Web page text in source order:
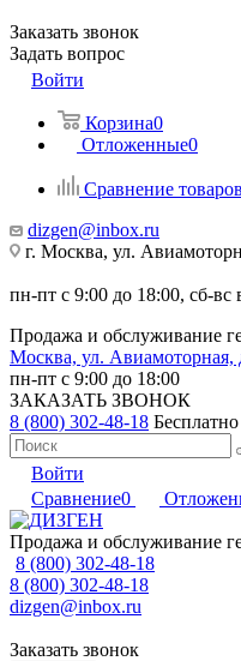
Заказать звонок
Задать вопрос
Войти
Корзина0
Отложенные0
Сравнение товаров
dizgen@inbox.ru
г. Москва, ул.
пн-пт с 9:00 до 18:00, сб-вс
Продажа и обслуживание
Москва, ул. Авиамоторная,
пн-пт с 9:00 до 18:00
ЗАКАЗАТЬ ЗВОНОК
8 (800) 302-48-18
Войти
Сравнение0
Продажа и обслуживание
8 (800) 302-48-18
8 (800) 302-48-18
dizgen@inbox.ru
Заказать звонок